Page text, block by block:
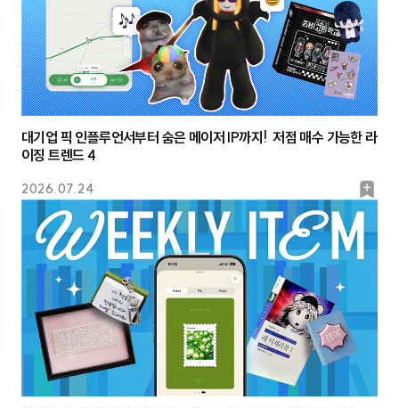
2026.07.24
북
마
크
대기업 픽 인플루언서부터 숨은 메이저 IP까지! 저점 매수 가능한 라
이징 트렌드 4